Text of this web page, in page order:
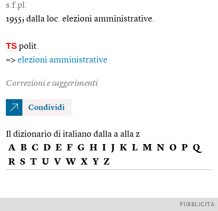
s.f.pl.
1955; dalla loc. elezioni amministrative.
TS polit.
=> elezioni amministrative
Correzioni e suggerimenti
Condividi
Il dizionario di italiano dalla a alla z
A B C D E F G H I J K L M N O P Q
R S T U V W X Y Z
PUBBLICITÀ